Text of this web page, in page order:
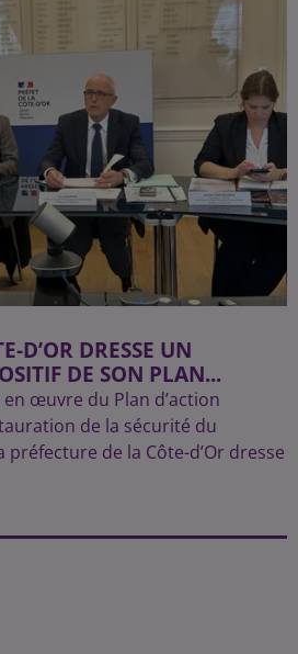
D’OR DRESSE UN
DE SON PLAN...
œuvre du Plan d’action
de la sécurité du
préfecture de la Côte-d’Or dresse